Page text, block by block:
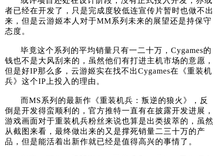
者已经在开发了，只是完成度较低连宣传片暂时也做不出
来，但是云游姬本人对于MM系列未来的展望还是持保守
态度。
毕竟这个系列的平均销量只有一二十万，Cygames的
钱也不是大风刮来的，虽然他们有打进主机市场的意愿，
但是好IP那么多，云游姬实在找不出Cygames在《重装机
兵》这个IP上投入的理由。
而MS系列的最新作《重装机兵：叛逆的狼火》，反
倒是开发得蛮顺利的，官方推特一直有在披露开发进展，
游戏画面对于重装机兵粉丝来说也算是出类拔萃的，虽然
从截图来看，最终做出来的又是撑死销量二三十万的产
品，但是能活着出新作就已经是值得高兴的事情了。